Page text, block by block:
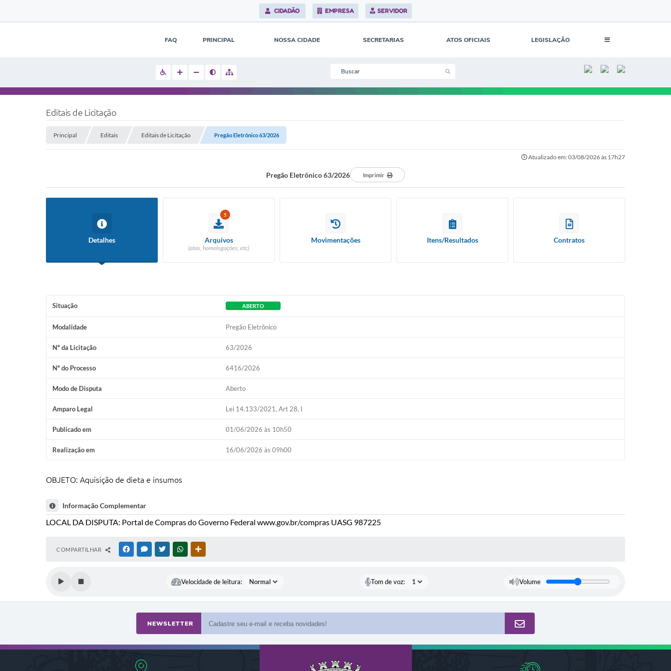
CIDADÃO EMPRESA SERVIDOR
FAQ PRINCIPAL NOSSA CIDADE SECRETARIAS ATOS OFICIAIS LEGISLAÇÃO
Editais de Licitação
Principal Editais Editais de Licitação Pregão Eletrônico 63/2026
Atualizado em: 03/08/2026 às 17h27
Pregão Eletrônico 63/2026 Imprimir
Detalhes
5
Arquivos
(atas, homologações, etc)
Movimentações Itens/Resultados Contratos
Situação ABERTO
Modalidade Pregão Eletrônico
Nº da Licitação 63/2026
Nº do Processo 6416/2026
Modo de Disputa Aberto
Amparo Legal Lei 14.133/2021, Art 28, I
Publicado em 01/06/2026 às 10h50
Realização em 16/06/2026 às 09h00
OBJETO: Aquisição de dieta e insumos
Informação Complementar
LOCAL DA DISPUTA: Portal de Compras do Governo Federal www.gov.br/compras UASG 987225
COMPARTILHAR FACEBOOKMESSENGER
TWITTERWHATSAPP
Velocidade de leitura: Tom de voz: Volume
NEWSLETTER